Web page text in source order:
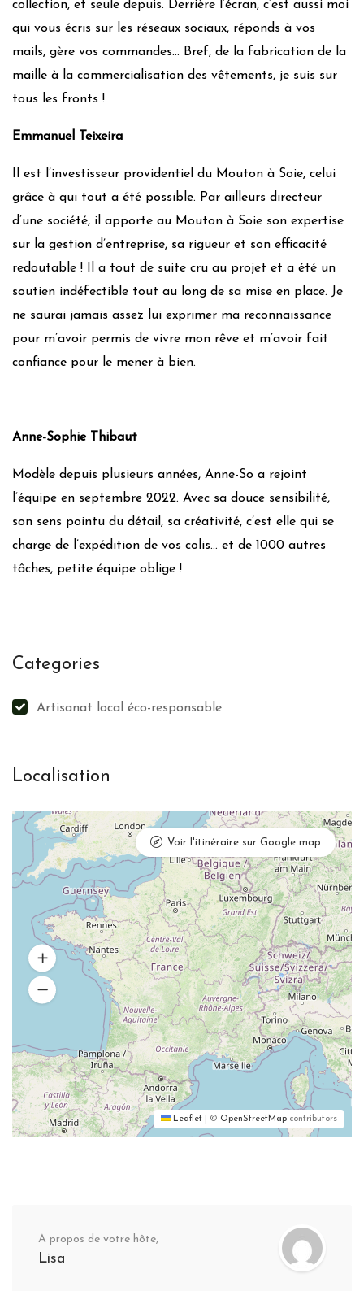
collection, et seule depuis. Derrière l’écran, c’est aussi moi
qui vous écris sur les réseaux sociaux, réponds à vos
mails, gère vos commandes… Bref, de la fabrication de la
maille à la commercialisation des vêtements, je suis sur
tous les fronts !
Emmanuel Teixeira
Il est l’investisseur providentiel du Mouton à Soie, celui
grâce à qui tout a été possible. Par ailleurs directeur
d’une société, il apporte au Mouton à Soie son expertise
sur la gestion d’entreprise, sa rigueur et son efficacité
redoutable ! Il a tout de suite cru au projet et a été un
soutien indéfectible tout au long de sa mise en place. Je
ne saurai jamais assez lui exprimer ma reconnaissance
pour m’avoir permis de vivre mon rêve et m’avoir fait
confiance pour le mener à bien.
Anne-Sophie Thibaut
Modèle depuis plusieurs années, Anne-So a rejoint
l’équipe en septembre 2022. Avec sa douce sensibilité,
son sens pointu du détail, sa créativité, c’est elle qui se
charge de l’expédition de vos colis… et de 1000 autres
tâches, petite équipe oblige !
Categories
Artisanat local éco-responsable
Localisation
Leaflet © OpenStreetMap contributors
Voir l'itinéraire sur Google map
A propos de votre hôte,
Lisa